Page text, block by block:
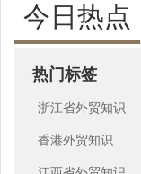
今日热点
热门标签
浙江省外贸知识
香港外贸知识